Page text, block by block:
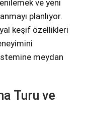
ve yeni
planlıyor.
keşif özellikleri
meydan
Turu ve